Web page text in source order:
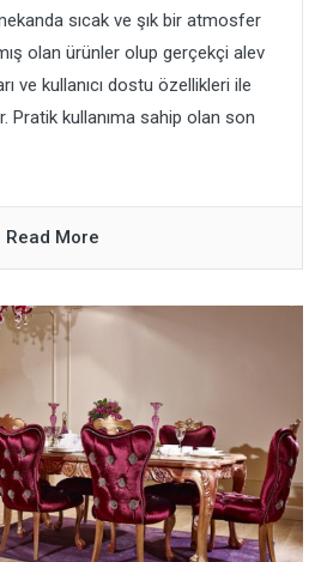
sıcak ve şık bir atmosfer
olan ürünler olup gerçekçi alev
ve kullanıcı dostu özellikleri ile
Pratik kullanıma sahip olan son
Read More